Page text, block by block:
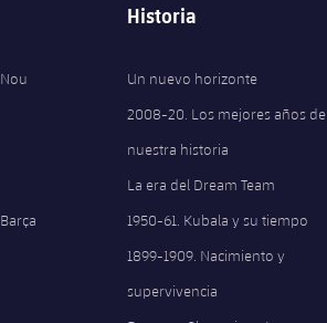
Historia
Un nuevo horizonte
2008-20. Los mejores años de
nuestra historia
La era del Dream Team
1950-61. Kubala y su tiempo
1899-1909. Nacimiento y
supervivencia